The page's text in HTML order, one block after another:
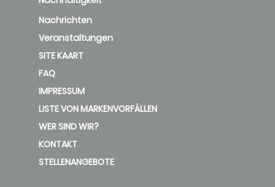
Nachrichten
Veranstaltungen
SITE KAART
FAQ
IMPRESSUM
LISTE VON MARKENVORFÄLLEN
WER SIND WIR?
KONTAKT
STELLENANGEBOTE